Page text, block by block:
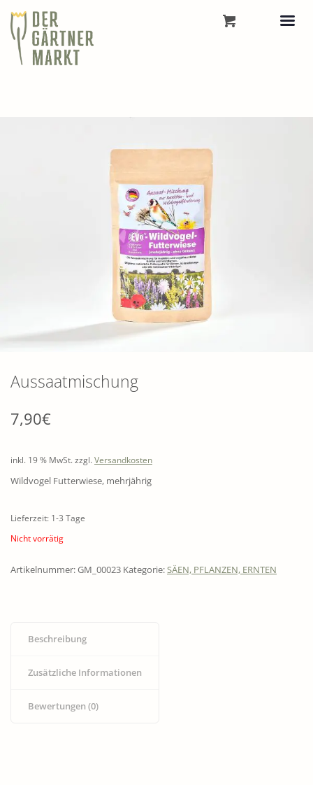
Aussaatmischung
7,90€
inkl. 19 % MwSt. zzgl. Versandkosten
Wildvogel Futterwiese, mehrjährig
Lieferzeit: 1-3 Tage
Nicht vorrätig
Artikelnummer:GM_00023 Kategorie:SÄEN, PFLANZEN, ERNTEN
Beschreibung
Zusätzliche Informationen
Bewertungen (0)